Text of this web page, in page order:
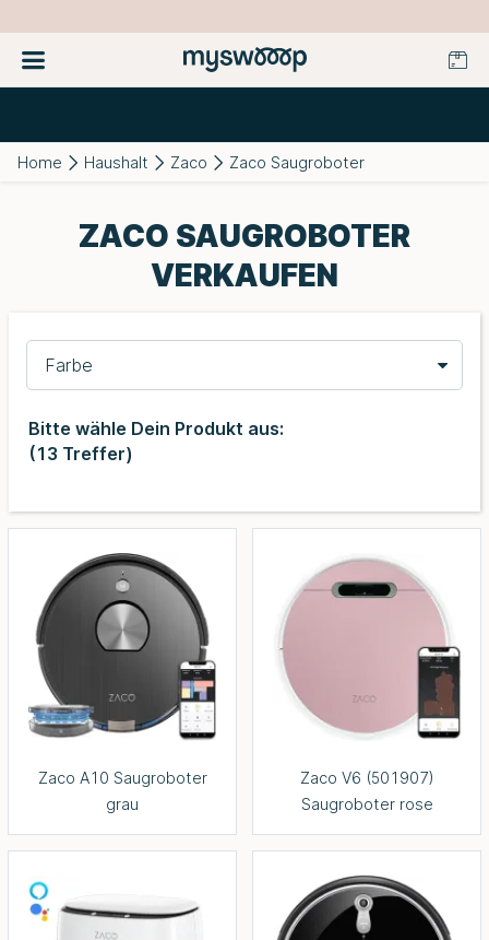
Home Haushalt Zaco Zaco Saugroboter
ZACO SAUGROBOTER
VERKAUFEN
Farbe
Bitte wähle Dein Produkt aus:
(13 Treffer)
Zaco A10 Saugroboter
grau
Zaco V6 (501907)
Saugroboter rose